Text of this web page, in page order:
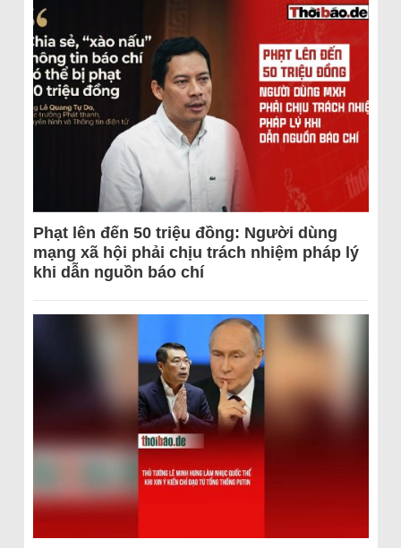
Phạt lên đến 50 triệu đồng: Người dùng
mạng xã hội phải chịu trách nhiệm pháp lý
khi dẫn nguồn báo chí